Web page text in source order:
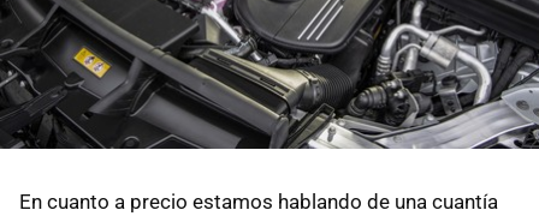
En cuanto a precio estamos hablando de una cuantía